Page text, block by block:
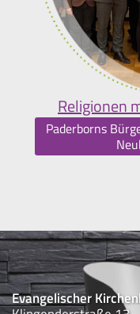
Religionen
Paderborns
Evangelischer